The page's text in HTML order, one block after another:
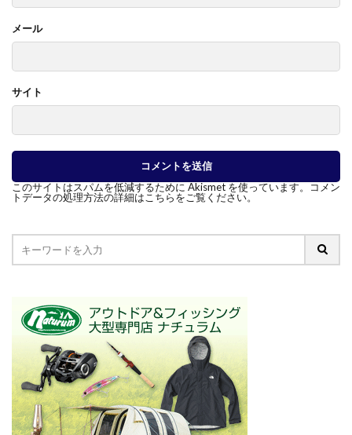
メール
サイト
このサイトはスパムを低減するために Akismet を使っています。
コメン
トデータの処理方法の詳細はこちらをご覧ください。